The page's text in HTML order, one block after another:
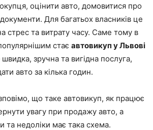
оцінити авто, домовитися про
Для багатьох власників це
стрес та витрату часу. Саме тому в
стає автовикуп у Львові
зручна та вигідна послуга,
авто за кілька годин.
що таке автовикуп, як працює
увагу при продажу авто, а
та недоліки має така схема.